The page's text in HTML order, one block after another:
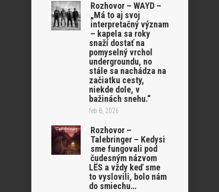
Rozhovor – WAYD –
„Má to aj svoj
interpretačný význam
– kapela sa roky
snaží dostať na
pomyselný vrchol
undergroundu, no
stále sa nachádza na
začiatku cesty,
niekde dole, v
bažinách snehu.“
feb 8, 2026
Rozhovor –
Talebringer – Kedysi
sme fungovali pod
čudesným názvom
LËS a vždy keď sme
to vyslovili, bolo nám
do smiechu…